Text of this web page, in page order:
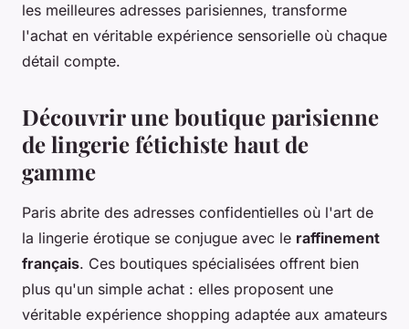
les meilleures adresses parisiennes, transforme
l'achat en véritable expérience sensorielle où chaque
détail compte.
Découvrir une boutique parisienne
de lingerie fétichiste haut de
gamme
Paris abrite des adresses confidentielles où l'art de
la lingerie érotique se conjugue avec le raffinement
français. Ces boutiques spécialisées offrent bien
plus qu'un simple achat : elles proposent une
véritable expérience shopping adaptée aux amateurs